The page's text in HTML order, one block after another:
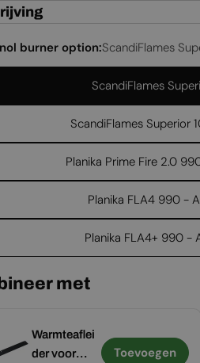
1 in een venster
burner option:ScandiFlames
ScandiFlames
ScandiFlames Superior
Planika Prime Fire 2.0
Planika FLA4 990 -
Planika FLA4+ 990 -
met
Warmteaflei
der voor
Toevoegen